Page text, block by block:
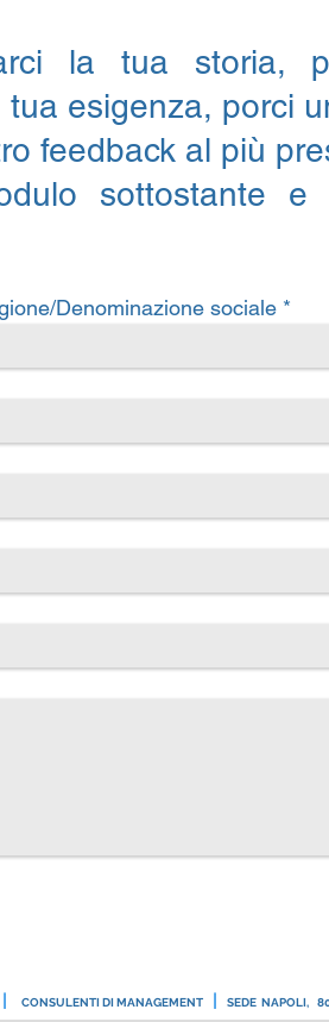
la tua storia,
tua esigenza, porci
feedback al più
sottostante
Denominazione sociale
| CONSULENTI DI MANAGEMENT | SEDE NAPOLI,